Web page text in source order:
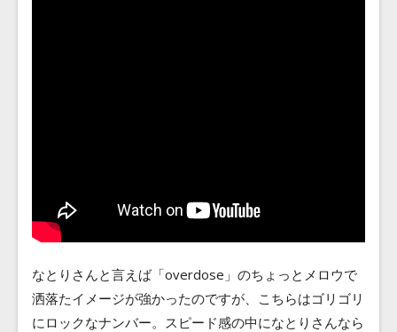
なとりさんと言えば「overdose」のちょっとメロウで
洒落たイメージが強かったのですが、こちらはゴリゴリ
にロックなナンバー。スピード感の中になとりさんなら